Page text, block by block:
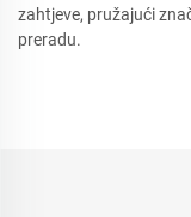
zahtjeve, pružajući
preradu.